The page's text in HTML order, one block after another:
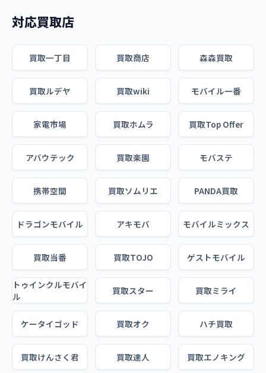
対応買取店
買取一丁目 買取商店 森森買取
買取ルデヤ 買取wiki モバイル一番
家電市場 買取ホムラ 買取Top Offer
アバウテック 買取楽園 モバステ
携帯空間 買取ソムリエ PANDA買取
ドラゴンモバイル アキモバ モバイルミックス
買取当番 買取TOJO ゲストモバイル
トゥインクルモバイ
ル
買取スター 買取ミライ
ケータイゴッド 買取オク ハチ買取
買取けんさく君 買取達人 買取エノキング